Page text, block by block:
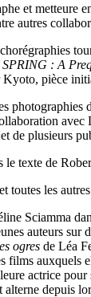
et metteure
autres
SPRING : A
pièce
de plusieurs
le texte de
toutes les
Sciamma
auteurs
ogres de Léa
films auxquels
actrice
depuis